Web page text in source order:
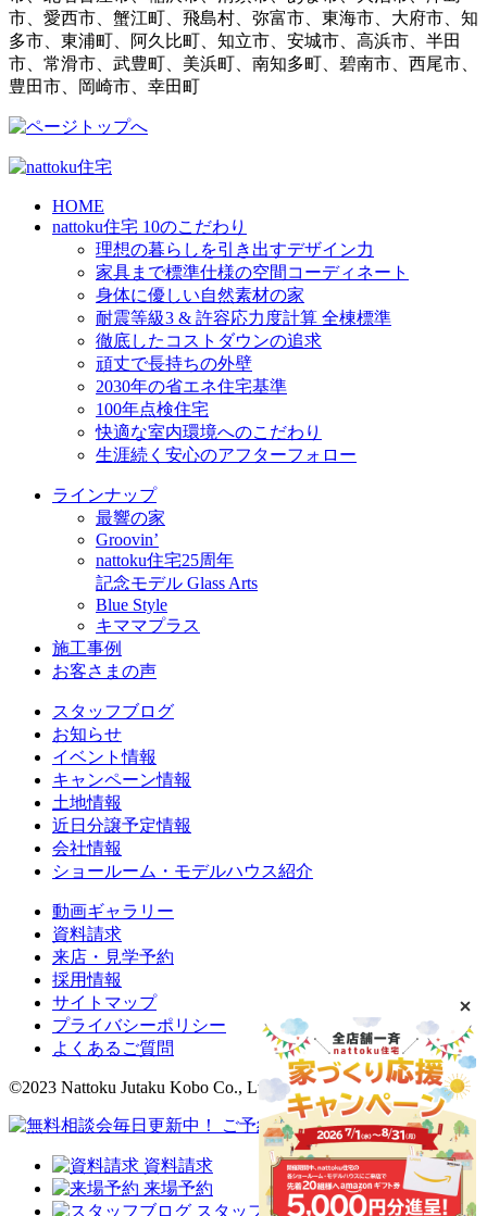
市、愛西市、蟹江町、飛島村、弥富市、東海市、大府市、知
多市、東浦町、阿久比町、知立市、安城市、高浜市、半田
市、常滑市、武豊町、美浜町、南知多町、碧南市、西尾市、
豊田市、岡崎市、幸田町
HOME
nattoku住宅 10のこだわり
理想の暮らしを引き出すデザイン力
家具まで標準仕様の空間コーディネート
身体に優しい自然素材の家
耐震等級3 & 許容応力度計算 全棟標準
徹底したコストダウンの追求
頑丈で長持ちの外壁
2030年の省エネ住宅基準
100年点検住宅
快適な室内環境へのこだわり
生涯続く安心のアフターフォロー
ラインナップ
最響の家
Groovin’
nattoku住宅25周年
記念モデル Glass Arts
Blue Style
キママプラス
施工事例
お客さまの声
スタッフブログ
お知らせ
イベント情報
キャンペーン情報
土地情報
近日分譲予定情報
会社情報
ショールーム・モデルハウス紹介
動画ギャラリー
資料請求
来店・見学予約
採用情報
サイトマップ
プライバシーポリシー
よくあるご質問
©2023 Nattoku Jutaku Kobo Co., Ltd.
資料請求
来場予約
スタッフブログ